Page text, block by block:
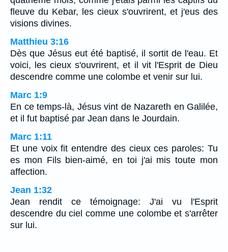
fleuve du Kebar, les cieux s'ouvrirent, et j'eus des
visions divines.
Matthieu 3:16
Dès que Jésus eut été baptisé, il sortit de l'eau. Et
voici, les cieux s'ouvrirent, et il vit l'Esprit de Dieu
descendre comme une colombe et venir sur lui.
Marc 1:9
En ce temps-là, Jésus vint de Nazareth en Galilée,
et il fut baptisé par Jean dans le Jourdain.
Marc 1:11
Et une voix fit entendre des cieux ces paroles: Tu
es mon Fils bien-aimé, en toi j'ai mis toute mon
affection.
Jean 1:32
Jean rendit ce témoignage: J'ai vu l'Esprit
descendre du ciel comme une colombe et s'arrêter
sur lui.